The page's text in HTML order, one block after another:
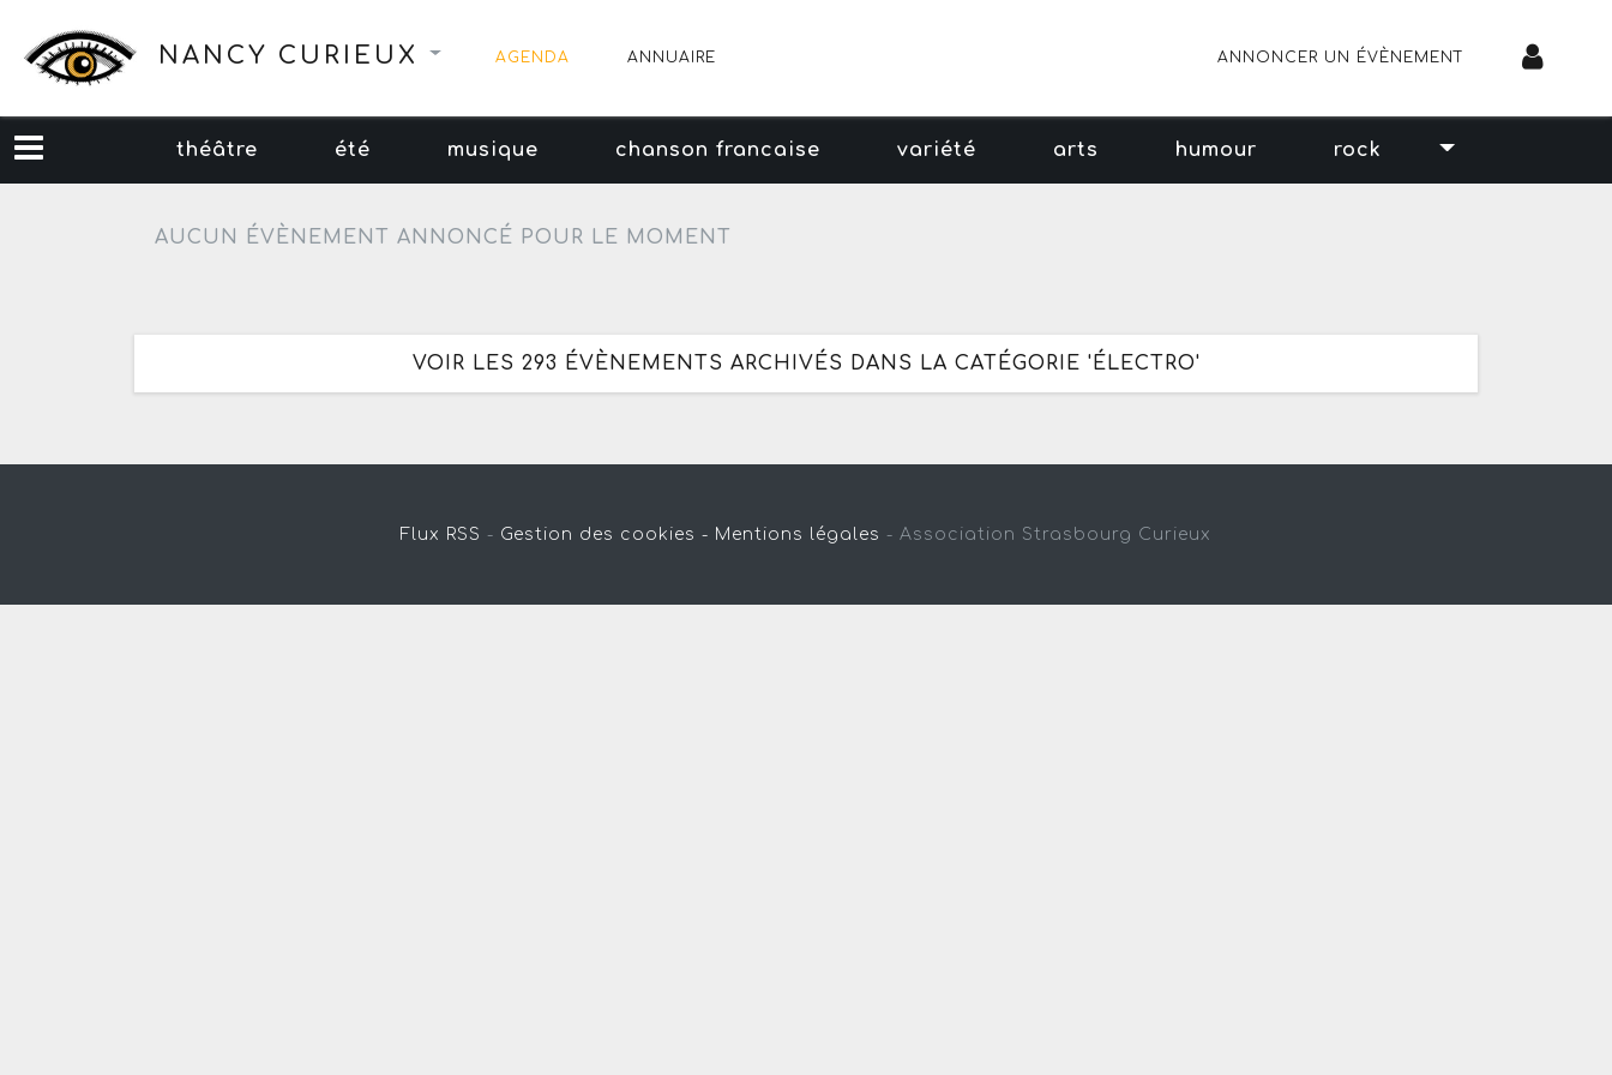
NANCY CURIEUX AGENDA ANNUAIRE ANNONCER UN ÉVÈNEMENT
théâtre été musique chanson francaise variété arts humour rock
AUCUN ÉVÈNEMENT ANNONCÉ POUR LE MOMENT
VOIR LES 293 ÉVÈNEMENTS ARCHIVÉS DANS LA CATÉGORIE 'ÉLECTRO'
Flux RSS - Gestion des cookies - Mentions légales - Association Strasbourg Curieux